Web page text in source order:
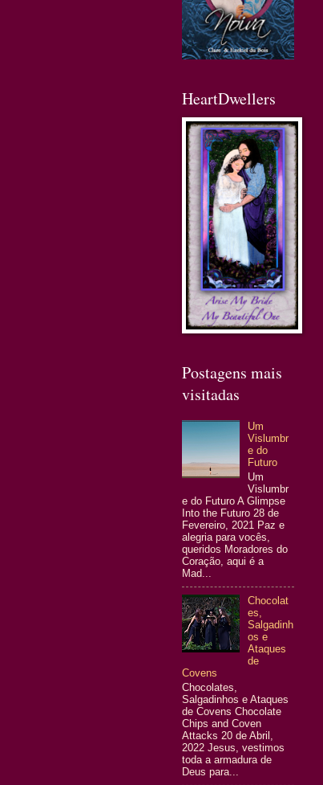
HeartDwellers
Postagens mais
visitadas
Um
Vislumbr
e do
Futuro
Um
Vislumbr
e do Futuro A Glimpse
Into the Futuro 28 de
Fevereiro, 2021 Paz e
alegria para vocês,
queridos Moradores do
Coração, aqui é a
Mad...
Chocolat
es,
Salgadinh
os e
Ataques
de
Covens
Chocolates,
Salgadinhos e Ataques
de Covens Chocolate
Chips and Coven
Attacks 20 de Abril,
2022 Jesus, vestimos
toda a armadura de
Deus para...